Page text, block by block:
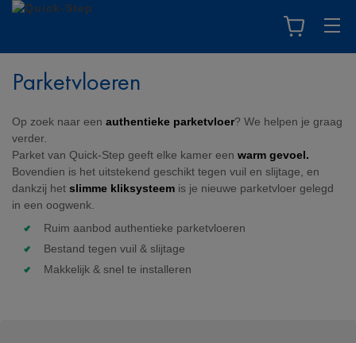
Parketvloeren
Op zoek naar een authentieke parketvloer? We helpen je graag
verder.
Parket van Quick-Step geeft elke kamer een warm gevoel.
Bovendien is het uitstekend geschikt tegen vuil en slijtage, en
dankzij het slimme kliksysteem is je nieuwe parketvloer gelegd
in een oogwenk.
Ruim aanbod authentieke parketvloeren
Bestand tegen vuil & slijtage
Makkelijk & snel te installeren